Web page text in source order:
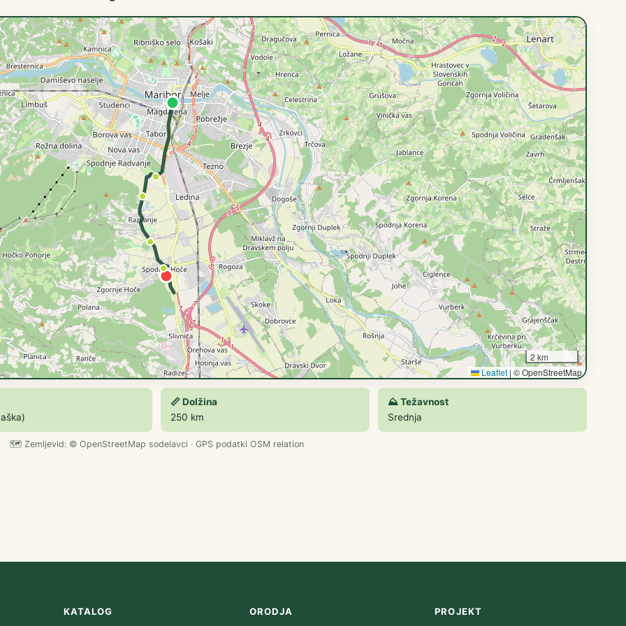
2 km
Leaflet | © OpenStreetMap
📏 Dolžina
250 km
⛰️ Težavnost
Srednja
🗺️ Zemljevid: © OpenStreetMap sodelavci · GPS podatki OSM relation
KATALOG ORODJA PROJEKT